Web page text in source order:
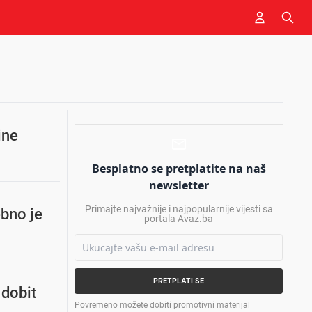
je
Besplatno se pretplatite na naš
newsletter
Primajte najvažnije i najpopularnije vijesti sa
portala Avaz.ba
PRETPLATI SE
Povremeno možete dobiti promotivni materijal